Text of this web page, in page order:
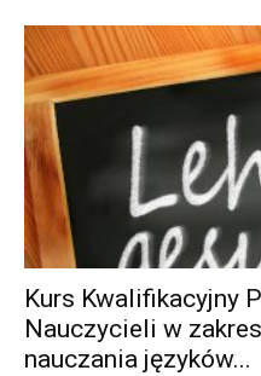
Kurs Kwalifikacyjny
Nauczycieli w
nauczania języków...